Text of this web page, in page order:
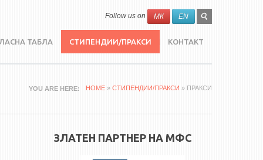
SEARCH
FORM
Search
Follow us on МК EN
ТАБЛА СТИПЕНДИИ/ПРАКСИ КОНТАКТ
YOU ARE HERE HOME » СТИПЕНДИИ/ПРАКСИ » ПРАКСИ
ЗЛАТЕН ПАРТНЕР НА МФС